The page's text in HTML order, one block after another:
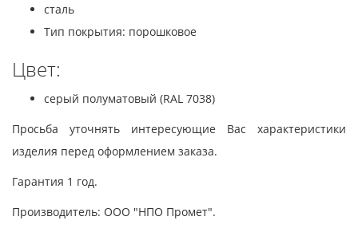
сталь
Тип покрытия: порошковое
Цвет:
серый полуматовый (RAL 7038)
Просьба уточнять интересующие Вас характеристики
изделия перед оформлением заказа.
Гарантия 1 год.
Производитель: ООО "НПО Промет".